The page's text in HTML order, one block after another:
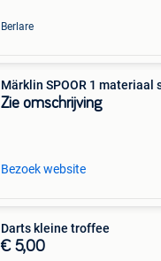
Berlare
Märklin SPOOR 1 materiaal
Zie omschrijving
Bezoek website
Darts kleine troffee
€ 5,00